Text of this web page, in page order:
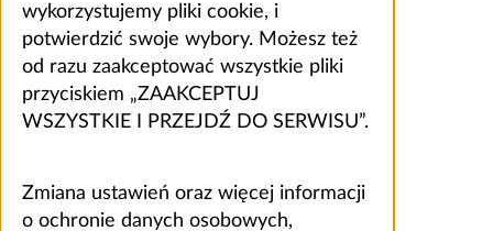
wykorzystujemy pliki cookie, i
potwierdzić swoje wybory. Możesz też
od razu zaakceptować wszystkie pliki
przyciskiem „ZAAKCEPTUJ
WSZYSTKIE I PRZEJDŹ DO SERWISU”.
Zmiana ustawień oraz więcej informacji
o ochronie danych osobowych,